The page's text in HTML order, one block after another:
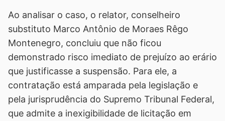
Ao analisar o caso, o relator, conselheiro
substituto Marco Antônio de Moraes Rêgo
Montenegro, concluiu que não ficou
demonstrado risco imediato de prejuízo ao erário
que justificasse a suspensão. Para ele, a
contratação está amparada pela legislação e
pela jurisprudência do Supremo Tribunal Federal,
que admite a inexigibilidade de licitação em